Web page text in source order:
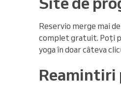
Reservio merge mai
complet gratuit. Poți
yoga în doar câteva
Reamintiri